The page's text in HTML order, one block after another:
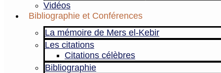
Vidéos
Bibliographie et Conférences
La mémoire de Mers el-Kebir
Les citations
Citations célèbres
Bibliographie